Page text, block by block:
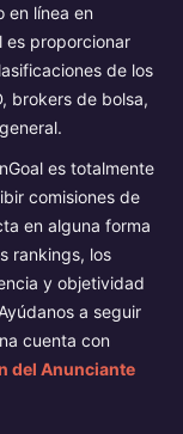
en línea en
es proporcionar
de los
brokers de bolsa,
es totalmente
comisiones de
en alguna forma
rankings, los
y objetividad
a seguir
cuenta con
del Anunciante